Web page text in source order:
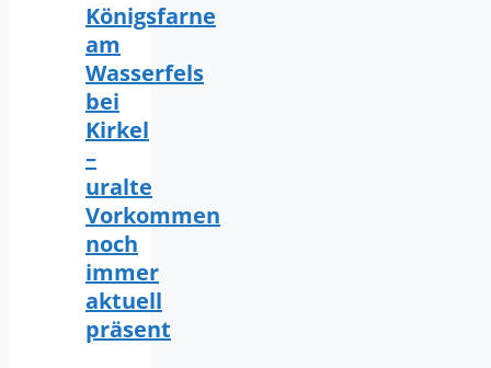
Königsfarne
am
Wasserfels
bei
Kirkel
–
uralte
Vorkommen
noch
immer
aktuell
präsent